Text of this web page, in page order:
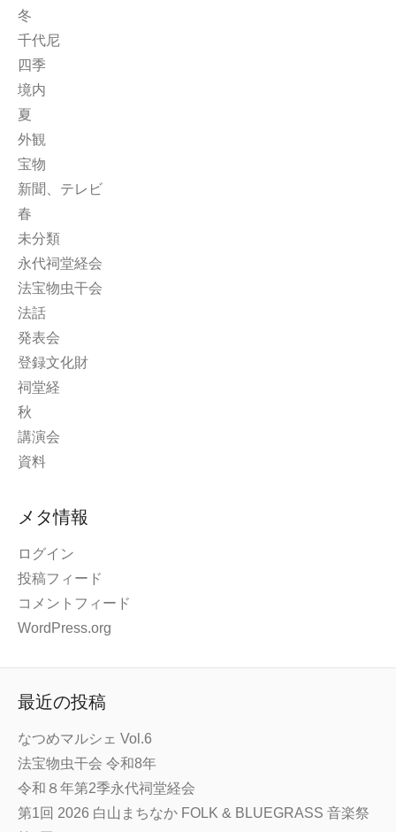
冬
千代尼
四季
境内
夏
外観
宝物
新聞、テレビ
春
未分類
永代祠堂経会
法宝物虫干会
法話
発表会
登録文化財
祠堂経
秋
講演会
資料
メタ情報
ログイン
投稿フィード
コメントフィード
WordPress.org
最近の投稿
なつめマルシェ Vol.6
法宝物虫干会 令和8年
令和８年第2季永代祠堂経会
第1回 2026 白山まちなか FOLK & BLUEGRASS 音楽祭